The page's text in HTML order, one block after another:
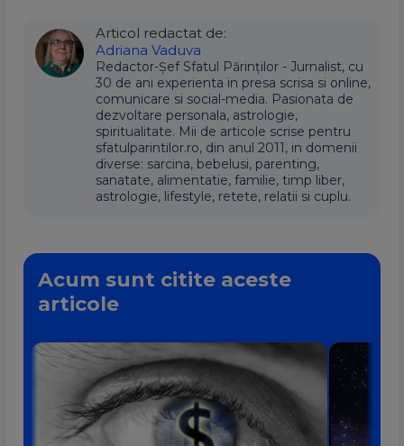
Articol redactat de:
Adriana Vaduva
Redactor-Șef Sfatul Părinților - Jurnalist, cu
30 de ani experienta in presa scrisa si online,
comunicare si social-media. Pasionata de
dezvoltare personala, astrologie,
spiritualitate. Mii de articole scrise pentru
sfatulparintilor.ro, din anul 2011, in domenii
diverse: sarcina, bebelusi, parenting,
sanatate, alimentatie, familie, timp liber,
astrologie, lifestyle, retete, relatii si cuplu.
Acum sunt citite aceste
articole